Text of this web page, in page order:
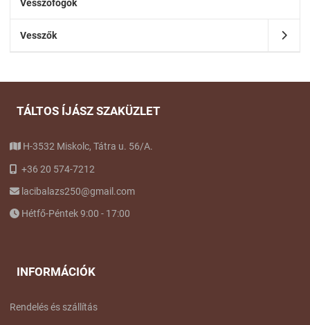
Vesszőfogók
Vesszők
TÁLTOS ÍJÁSZ SZAKÜZLET
H-3532 Miskolc, Tátra u. 56/A.
+36 20 574-7212
lacibalazs250@gmail.com
Hétfő-Péntek 9:00 - 17:00
INFORMÁCIÓK
Rendelés és szállítás